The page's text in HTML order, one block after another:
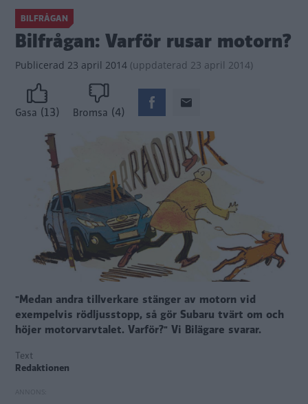
BILFRÅGAN
Bilfrågan: Varför rusar motorn?
Publicerad 23 april 2014 (uppdaterad 23 april 2014)
Gasa (13) Bromsa (4)
"Medan andra tillverkare stänger av motorn vid
exempelvis rödljusstopp, så gör Subaru tvärt om och
höjer motorvarvtalet. Varför?" Vi Bilägare svarar.
Text
Redaktionen